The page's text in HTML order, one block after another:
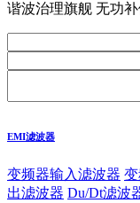
谐波治理旗舰 无功
EMI滤波器
变频器输入滤波器
出滤波器 Du/Dt滤波